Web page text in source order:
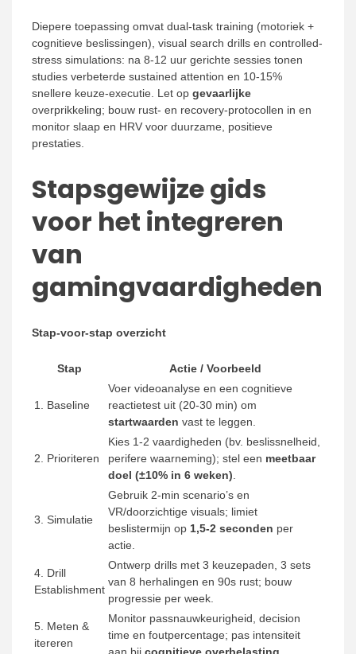
Diepere toepassing omvat dual-task training (motoriek +
cognitieve beslissingen), visual search drills en controlled-
stress simulations: na 8-12 uur gerichte sessies tonen
studies verbeterde sustained attention en 10-15%
snellere keuze-executie. Let op gevaarlijke
overprikkeling; bouw rust- en recovery-protocollen in en
monitor slaap en HRV voor duurzame, positieve
prestaties.
Stapsgewijze gids
voor het integreren
van
gamingvaardigheden
Stap-voor-stap overzicht
Stap Actie / Voorbeeld
1. Baseline
Voer videoanalyse en een cognitieve
reactietest uit (20-30 min) om
startwaarden vast te leggen.
2. Prioriteren
Kies 1-2 vaardigheden (bv. beslissnelheid,
perifere waarneming); stel een meetbaar
doel (±10% in 6 weken)
3. Simulatie
Gebruik 2-min scenario’s en
VR/doorzichtige visuals; limiet
beslistermijn op 1,5-2 seconden per
actie.
4. Drill
Establishment
Ontwerp drills met 3 keuzepaden, 3 sets
van 8 herhalingen en 90s rust; bouw
progressie per week.
5. Meten &
itereren
Monitor passnauwkeurigheid, decision
time en foutpercentage; pas intensiteit